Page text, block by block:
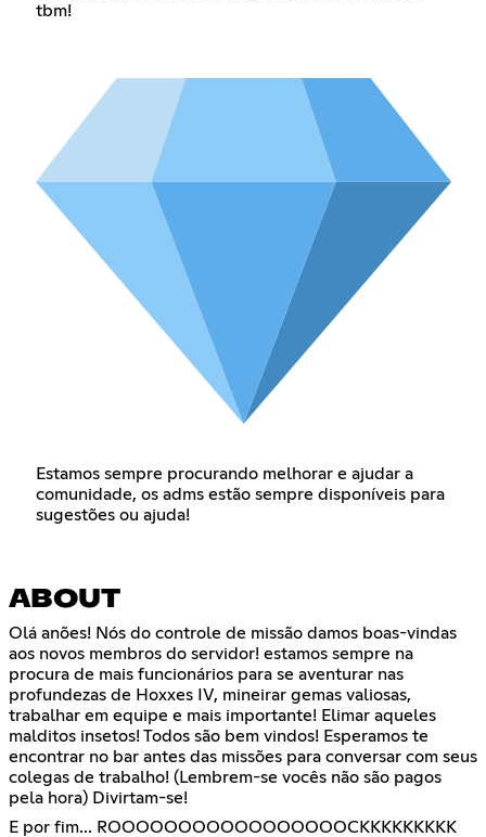
tbm!
Estamos sempre procurando melhorar e ajudar a
comunidade, os adms estão sempre disponíveis para
sugestões ou ajuda!
ABOUT
Olá anões! Nós do controle de missão damos boas-vindas
aos novos membros do servidor! estamos sempre na
procura de mais funcionários para se aventurar nas
profundezas de Hoxxes IV, mineirar gemas valiosas,
trabalhar em equipe e mais importante! Elimar aqueles
malditos insetos! Todos são bem vindos! Esperamos te
encontrar no bar antes das missões para conversar com seus
colegas de trabalho! (Lembrem-se vocês não são pagos
pela hora) Divirtam-se!
E por fim... ROOOOOOOOOOOOOOOOOCKKKKKKKKK